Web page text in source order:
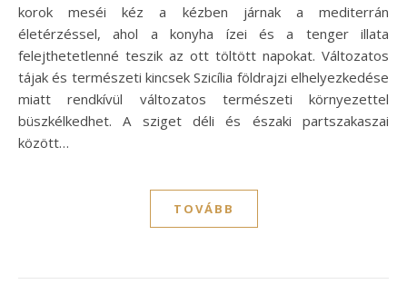
korok meséi kéz a kézben járnak a mediterrán
életérzéssel, ahol a konyha ízei és a tenger illata
felejthetetlenné teszik az ott töltött napokat. Változatos
tájak és természeti kincsek Szicília földrajzi elhelyezkedése
miatt rendkívül változatos természeti környezettel
büszkélkedhet. A sziget déli és északi partszakaszai
között…
TOVÁBB